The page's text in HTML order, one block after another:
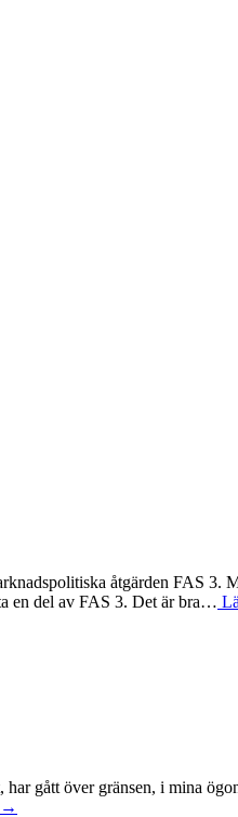
åtgärden FAS 3.
en del av FAS 3. Det är bra…
gått över gränsen, i mina
→